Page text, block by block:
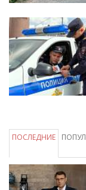
ПОСЛЕДНИЕ